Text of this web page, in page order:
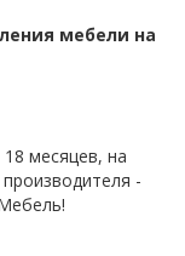
мебели на
месяцев, на
-